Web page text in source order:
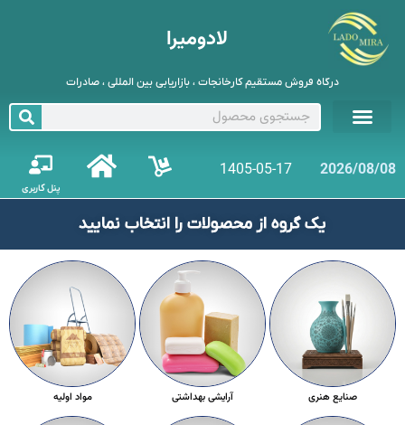
لادومیرا
درگاه فروش مستقیم کارخانجات ، بازاریابی بین المللی ، صادرات
2026/08/08
1405-05-17
پنل کاربری
یک گروه از محصولات را انتخاب نمایید
صنایع هنری آرایشی بهداشتی مواد اولیه